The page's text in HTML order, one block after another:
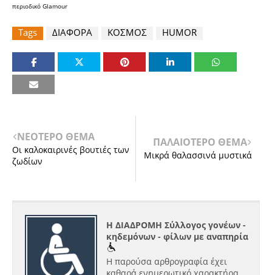
περιοδικό Glamour
Tags ΔΙΑΦΟΡΑ ΚΟΣΜΟΣ HUMOR
ΝΕΟΤΕΡΟ ΘΕΜΑ
Οι καλοκαιρινές βουτιές των
ζωδίων
ΠΑΛΑΙΟΤΕΡΟ ΘΕΜΑ
Μικρά θαλασσινά μυστικά
Η ΔΙΑΔΡΟΜΗ Σύλλογος γονέων -
κηδεμόνων - φίλων με αναπηρία
Η παρούσα αρθρογραφία έχει